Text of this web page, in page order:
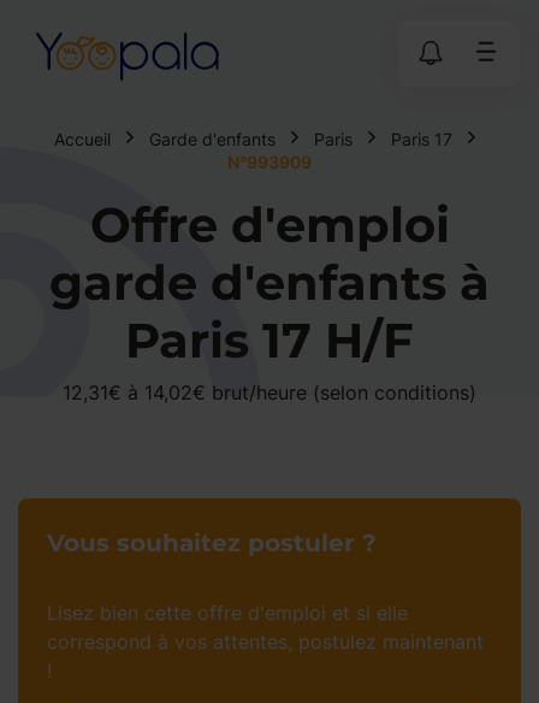
Accueil Garde d'enfants Paris
Paris 17
N°993909
Offre d'emploi
garde d'enfants à
Paris 17 H/F
12,31€ à 14,02€ brut/heure (selon conditions)
Vous souhaitez postuler ?
Lisez bien cette offre d'emploi et si elle
correspond à vos attentes, postulez maintenant
!